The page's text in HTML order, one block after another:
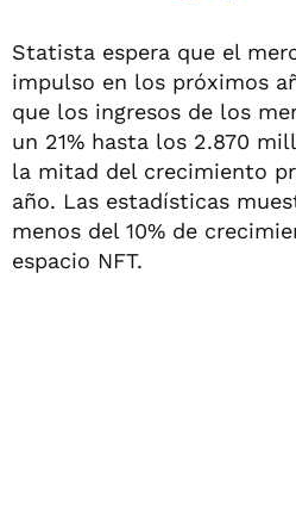
Statista espera que el
impulso en los próximos
que los ingresos de los
un 21% hasta los 2.870
la mitad del crecimiento
año. Las estadísticas
menos del 10% de
espacio NFT.